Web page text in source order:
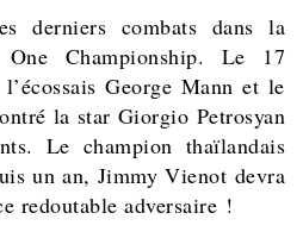
derniers combats dans la
One Championship. Le 17
George Mann et le
la star Giorgio Petrosyan
Le champion thaïlandais
un an, Jimmy Vienot devra
redoutable adversaire !